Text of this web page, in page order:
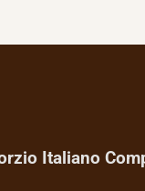
Italiano